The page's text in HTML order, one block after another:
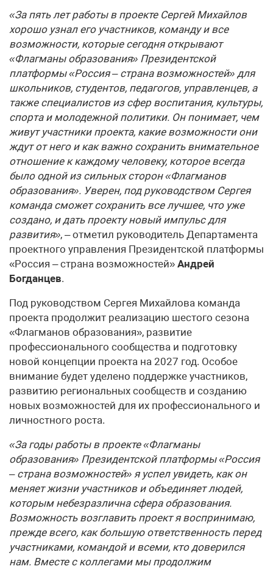
«За пять лет работы в проекте Сергей Михайлов
хорошо узнал его участников, команду и все
возможности, которые сегодня открывают
«Флагманы образования» Президентской
платформы «Россия – страна возможностей» для
школьников, студентов, педагогов, управленцев, а
также специалистов из сфер воспитания, культуры,
спорта и молодежной политики. Он понимает, чем
живут участники проекта, какие возможности они
ждут от него и как важно сохранить внимательное
отношение к каждому человеку, которое всегда
было одной из сильных сторон «Флагманов
образования». Уверен, под руководством Сергея
команда сможет сохранить все лучшее, что уже
создано, и дать проекту новый импульс для
развития», – отметил руководитель Департамента
проектного управления Президентской платформы
«Россия – страна возможностей» Андрей
Богданцев.
Под руководством Сергея Михайлова команда
проекта продолжит реализацию шестого сезона
«Флагманов образования», развитие
профессионального сообщества и подготовку
новой концепции проекта на 2027 год. Особое
внимание будет уделено поддержке участников,
развитию региональных сообществ и созданию
новых возможностей для их профессионального и
личностного роста.
«За годы работы в проекте «Флагманы
образования» Президентской платформы «Россия
– страна возможностей» я успел увидеть, как он
меняет жизни участников и объединяет людей,
которым небезразлична сфера образования.
Возможность возглавить проект я воспринимаю,
прежде всего, как большую ответственность перед
участниками, командой и всеми, кто доверился
нам. Вместе с коллегами мы продолжим